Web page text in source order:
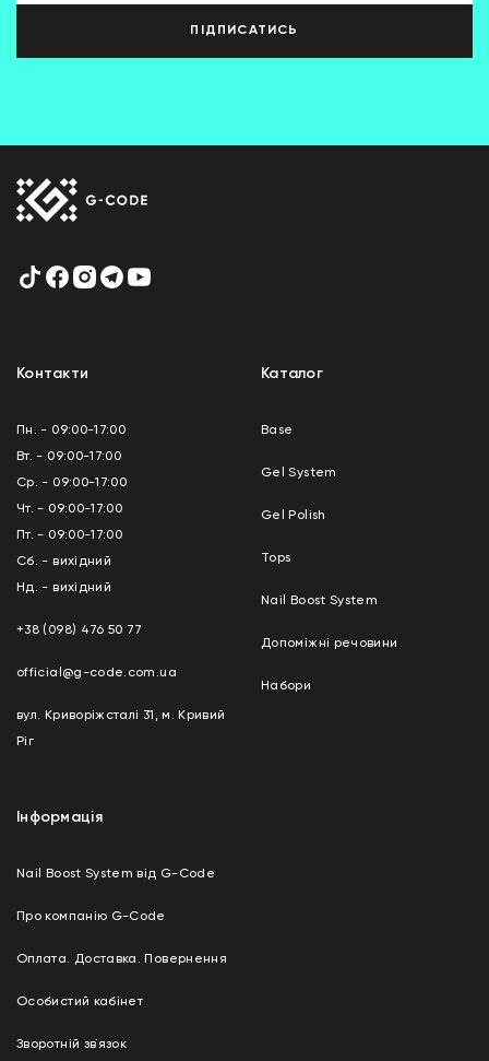
ПІДПИСАТИСЬ
Контакти
Пн. - 09:00-17:00
Вт. - 09:00-17:00
Ср. - 09:00-17:00
Чт. - 09:00-17:00
Пт. - 09:00-17:00
Сб. - вихідний
Нд. - вихідний
+38 (098) 476 50 77
official@g-code.com.ua
вул. Криворіжсталі 31, м. Кривий
Ріг
Каталог
Base
Gel System
Gel Polish
Tops
Nail Boost System
Допоміжні речовини
Набори
Інформація
Nail Boost System від G-Code
Про компанію G-Code
Оплата. Доставка. Повернення
Особистий кабінет
Зворотній зв`язок